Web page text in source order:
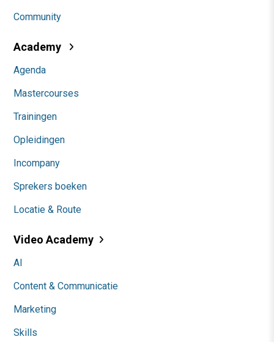
Community
Academy
Agenda
Mastercourses
Trainingen
Opleidingen
Incompany
Sprekers boeken
Locatie & Route
Video Academy
AI
Content & Communicatie
Marketing
Skills